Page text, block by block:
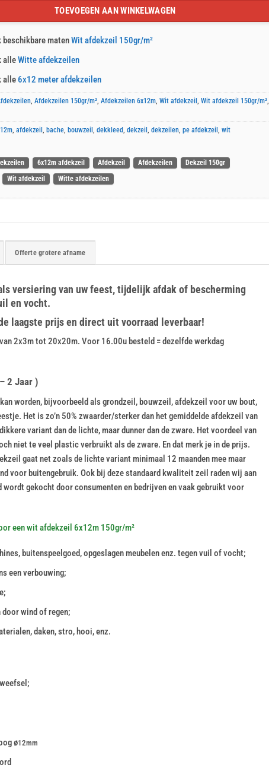
TOEVOEGEN AAN WINKELWAGEN
beschikbare matenWit afdekzeil 150gr/m²
alleWitte afdekzeilen
alle6x12 meter afdekzeilen
, Afdekzeilen 150gr/m², Afdekzeilen 6x12m, Wit afdekzeil , Wit afdekzeil 150gr/m²,
, afdekzeil , bache, bouwzeil , dekkleed, dekzeil , dekzeilen, pe afdekzeil , wit
6x12m afdekzeil Afdekzeil Afdekzeilen
Dekzeil 150gr
Wit afdekzeil Witte afdekzeilen
Offerte grotere afname
versiering van uw feest, tijdelijk afdak of bescherming
en vocht.
laagste prijs en direct uit voorraad leverbaar!
2x3m tot 20x20m. Voor 16.00u besteld = dezelfde werkdag
2 Jaar )
worden, bijvoorbeeld als grondzeil, bouwzeil, afdekzeil voor uw bout,
Het is zo’n 50% zwaarder/sterker dan het gemiddelde afdekzeil van
variant dan de lichte, maar dunner dan de zware. Het voordeel van
niet te veel plastic verbruikt als de zware. En dat merk je in de prijs.
gaat net zoals de lichte variant minimaal 12 maanden mee maar
voor buitengebruik. Ook bij deze standaard kwaliteit zeil raden wij aan
gekocht door consumenten en bedrijven en vaak gebruikt voor
een wit afdekzeil 6x12m 150gr/m²
buitenspeelgoed, opgeslagen meubelen enz. tegen vuil of vocht;
een verbouwing;
wind of regen;
daken, stro, hooi, enz.
ø12mm